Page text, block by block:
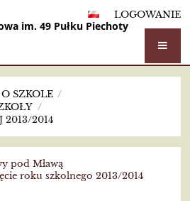
LOGOWANIE
im. 49 Pułku Piechoty
O SZKOLE /
/
2013/2014
pod Mławą
roku szkolnego 2013/2014